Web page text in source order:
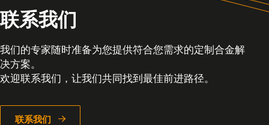
联系我们
我们的专家随时准备为您提供符合您需求的定制合金解
决方案。
欢迎联系我们，让我们共同找到最佳前进路径。
联系我们